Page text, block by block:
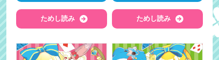
ためし読み ためし読み